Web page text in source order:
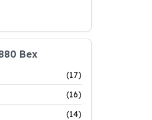
Bex
(17)
(16)
(14)